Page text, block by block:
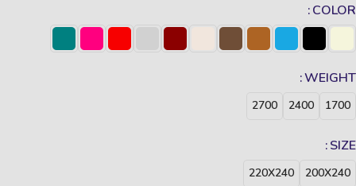
COLOR
WEIGHT
1700
2400
2700
SIZE
200X240
220X240